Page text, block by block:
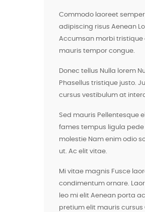
Commodo laoreet
adipiscing risus Aenean
Accumsan morbi tristique
mauris tempor congue.
Donec tellus Nulla lorem
Phasellus tristique justo.
cursus vestibulum at
Sed mauris Pellentesque
fames tempus ligula
molestie Nam enim odio
ut. Ac elit vitae.
Mi vitae magnis Fusce
condimentum ornare.
leo mi elit Aenean porta
pretium elit mauris